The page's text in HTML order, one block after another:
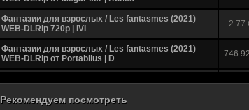
Фантазии для взрослых / Les fantasmes (2021)
WEB-DLRip 720p | IVI
2.77
Фантазии для взрослых / Les fantasmes (2021)
WEB-DLRip от Portablius | D
5.15
Рекомендуем посмотреть